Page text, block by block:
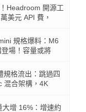
Headroom 開源工
美元 API 費，
規格爆料：M6
場！容量或將
規格流出：跳過四
混合架構，4K
增 16%：增速約